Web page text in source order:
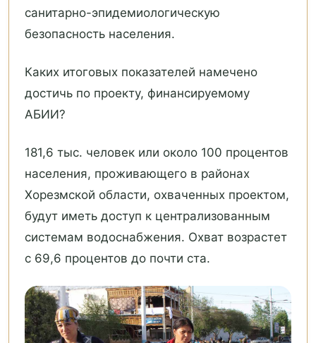
санитарно-эпидемиологическую
безопасность населения.
Каких итоговых показателей намечено
достичь по проекту, финансируемому
АБИИ?
181,6 тыс. человек или около 100 процентов
населения, проживающего в районах
Хорезмской области, охваченных проектом,
будут иметь доступ к централизованным
системам водоснабжения. Охват возрастет
с 69,6 процентов до почти ста.